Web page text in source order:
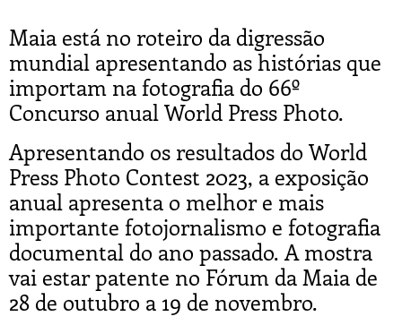
Maia está no roteiro da digressão
mundial apresentando as histórias que
importam na fotografia do 66º
Concurso anual World Press Photo.
Apresentando os resultados do World
Press Photo Contest 2023, a exposição
anual apresenta o melhor e mais
importante fotojornalismo e fotografia
documental do ano passado. A mostra
vai estar patente no Fórum da Maia de
28 de outubro a 19 de novembro.